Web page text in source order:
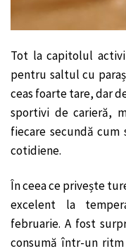
Tot la capitolul
pentru saltul cu
ceas foarte tare, dar
sportivi de carieră,
fiecare secundă
cotidiene.
În ceea ce privește
excelent la
februarie. A fost
consumă într-un